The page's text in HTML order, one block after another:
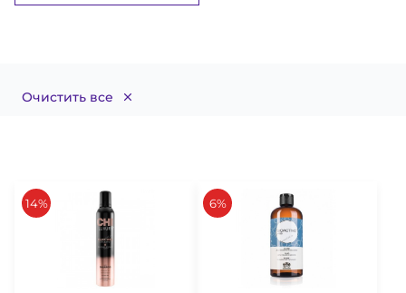
Очистить все
скидка
14% скидка
6%